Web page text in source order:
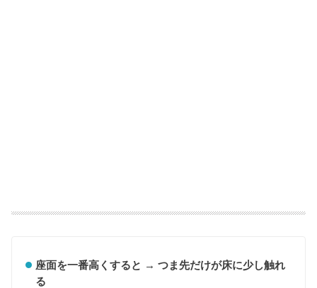
座面を一番高くすると → つま先だけが床に少し触れ
る